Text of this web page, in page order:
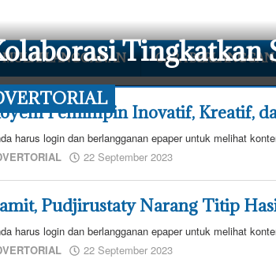
MULAI LANGGANAN CARA
Tingkatkan
Pemimpin Inovatif, Kreatif,
harus login dan berlangganan epaper untuk melihat
22 September 2023
redaksi
Pudjirustaty Narang Titip
harus login dan berlangganan epaper untuk melihat
22 September 2023